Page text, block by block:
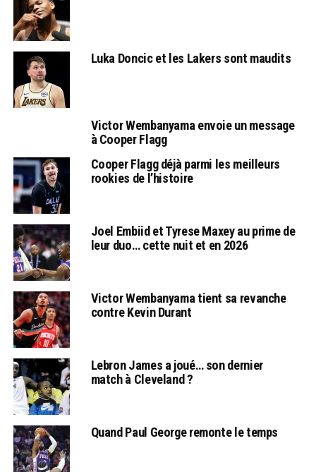
Luka Doncic et les Lakers sont maudits
Victor Wembanyama envoie un message
à Cooper Flagg
Cooper Flagg déjà parmi les meilleurs
rookies de l’histoire
Joel Embiid et Tyrese Maxey au prime de
leur duo… cette nuit et en 2026
Victor Wembanyama tient sa revanche
contre Kevin Durant
Lebron James a joué… son dernier
match à Cleveland ?
Quand Paul George remonte le temps